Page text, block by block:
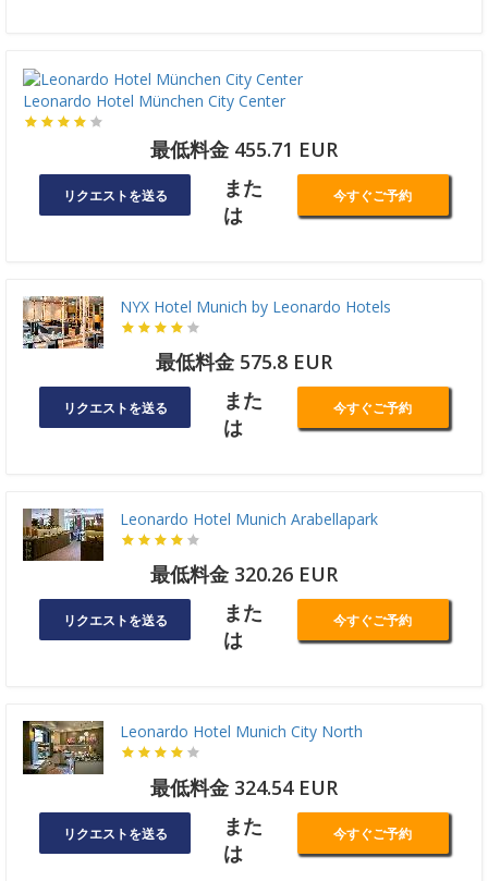
Leonardo Hotel München City Center
最低料金 455.71 EUR
リクエストを送る
また
は
今すぐご予約
NYX Hotel Munich by Leonardo Hotels
最低料金 575.8 EUR
リクエストを送る
また
は
今すぐご予約
Leonardo Hotel Munich Arabellapark
最低料金 320.26 EUR
リクエストを送る
また
は
今すぐご予約
Leonardo Hotel Munich City North
最低料金 324.54 EUR
リクエストを送る
また
は
今すぐご予約